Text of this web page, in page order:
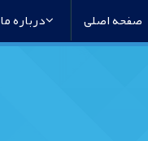
صفحه اصلی درباره ما